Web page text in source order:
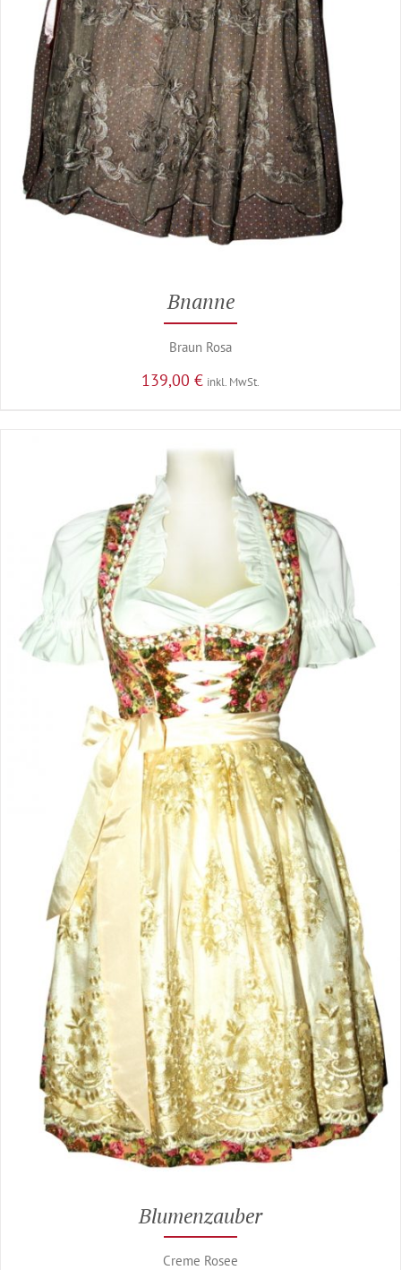
Bnanne
Braun Rosa
139,00 € inkl. MwSt.
Blumenzauber
Creme Rosee